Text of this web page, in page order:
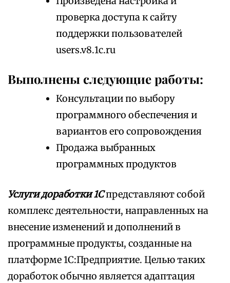
проверка доступа к сайту
поддержки пользователей
users.v8.1c.ru
Выполнены следующие работы:
Консультации по выбору
программного обеспечения и
вариантов его сопровождения
Продажа выбранных
программных продуктов
Услуги доработки 1Спредставляют собой
комплекс деятельности, направленных на
внесение изменений и дополнений в
программные продукты, созданные на
платформе 1С:Предприятие. Целью таких
доработок обычно является адаптация